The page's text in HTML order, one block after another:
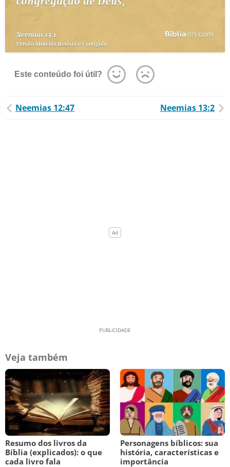
Este conteúdo foi útil?
Neemias 12:47 Neemias 13:2
Veja também
Resumo dos livros da
Bíblia (explicados): o que
cada livro fala
Personagens bíblicos: sua
história, características e
importância